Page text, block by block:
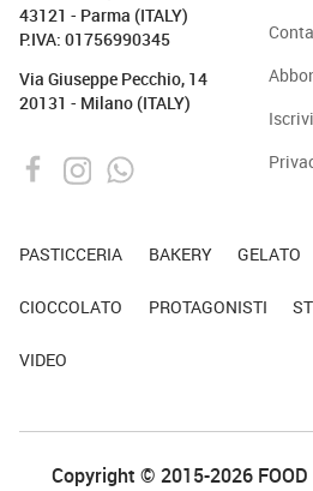
43121 - Parma (ITALY)
P.IVA: 01756990345
Via Giuseppe Pecchio, 14
20131 - Milano (ITALY)
PASTICCERIA BAKERY GELATO
CIOCCOLATO PROTAGONISTI
VIDEO
Copyright © 2015-2026